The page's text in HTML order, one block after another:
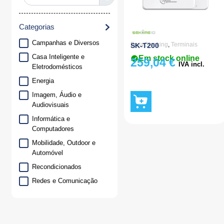
Categorias
Campanhas e Diversos
Casa Inteligente e
Eletrodomésticos
Energia
Imagem, Áudio e
Audiovisuais
Informática e
Computadores
Mobilidade, Outdoor e
Automóvel
Recondicionados
Redes e Comunicação
EasyClocking, Terminais
SK-T200
Em stock online
259,04€ IVA incl.